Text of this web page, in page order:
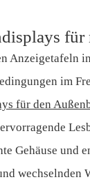
Anzeigetafeln
im
für den
Gehäuse und
wechselnden